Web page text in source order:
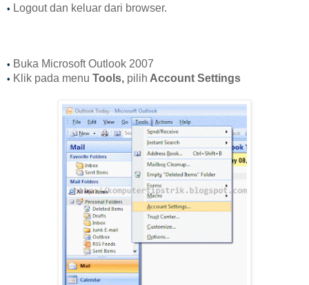
• Logout dan keluar dari browser.
• Buka Microsoft Outlook 2007
• Klik pada menu Tools, pilih Account Settings